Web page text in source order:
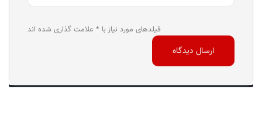
فیلدهای مورد نیاز با * علامت گذاری شده اند